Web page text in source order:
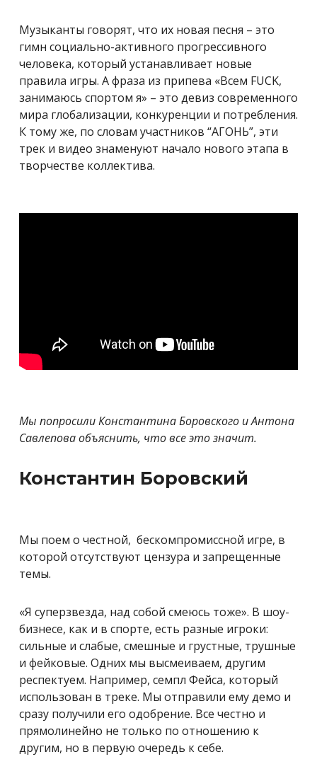
Музыканты говорят, что их новая песня – это
гимн социально-активного прогрессивного
человека, который устанавливает новые
правила игры. А фраза из припева «Всем FUCK,
занимаюсь спортом я» – это девиз современного
мира глобализации, конкуренции и потребления.
К тому же, по словам участников “АГОНЬ”, эти
трек и видео знаменуют начало нового этапа в
творчестве коллектива.
Мы попросили Константина Боровского и Антона
Савлепова объяснить, что все это значит.
Константин Боровский
Мы поем о честной, бескомпромиссной игре, в
которой отсутствуют цензура и запрещенные
темы.
«Я суперзвезда, над собой смеюсь тоже». В шоу-
бизнесе, как и в спорте, есть разные игроки:
сильные и слабые, смешные и грустные, трушные
и фейковые. Одних мы высмеиваем, другим
респектуем. Например, семпл Фейса, который
использован в треке. Мы отправили ему демо и
сразу получили его одобрение. Все честно и
прямолинейно не только по отношению к
другим, но в первую очередь к себе.